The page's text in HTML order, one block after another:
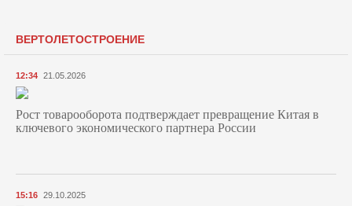
ВЕРТОЛЕТОСТРОЕНИЕ
12:34 21.05.2026
Рост товарооборота подтверждает превращение Китая в
ключевого экономического партнера России
15:16 29.10.2025